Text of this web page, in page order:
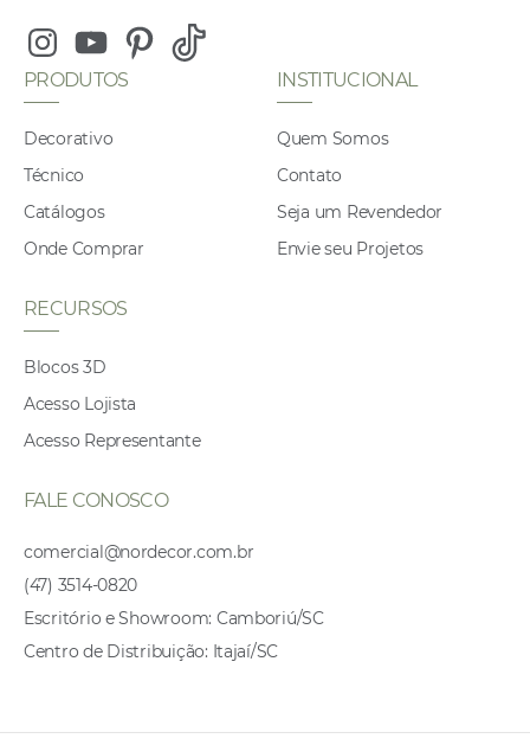
InstagramYoutubePinterest
Tiktok
PRODUTOS
Decorativo
Técnico
Catálogos
Onde Comprar
INSTITUCIONAL
Quem Somos
Contato
Seja um Revendedor
Envie seu Projetos
RECURSOS
Blocos 3D
Acesso Lojista
Acesso Representante
FALE CONOSCO
comercial@nordecor.com.br
(47) 3514-0820
Escritório e Showroom: Camboriú/SC
Centro de Distribuição: Itajaí/SC